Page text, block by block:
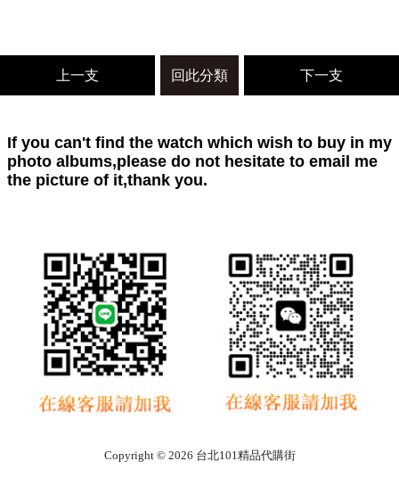
上一支 回此分類 下一支
If you can't find the watch which wish to buy in my
photo albums,please do not hesitate to email me
the picture of it,thank you.
Copyright © 2026 台北101精品代購街